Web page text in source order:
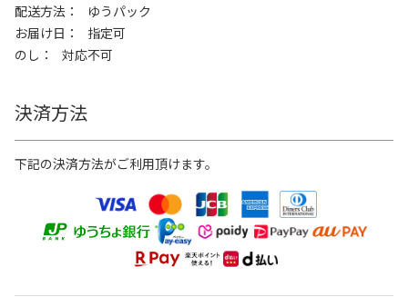
配送方法
ゆうパック
お届け日
指定可
のし
対応不可
決済方法
下記の決済方法がご利用頂けます。